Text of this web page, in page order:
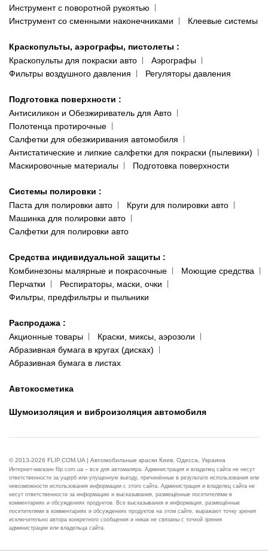
Инструмент с поворотной рукоятью
Инструмент со сменными наконечниками
Клеевые системы
Краскопульты, аэрографы, пистолеты :
Краскопульты для покраски авто
Аэрографы
Фильтры воздушного давления
Регуляторы давления
Подготовка поверхности :
Антисиликон и Обезжириватель для Авто
Полотенца протирочные
Салфетки для обезжиривания автомобиля
Антистатические и липкие салфетки для покраски (пылевики)
Маскировочные материалы
Подготовка поверхности
Системы полировки :
Паста для полировки авто
Круги для полировки авто
Машинка для полировки авто
Салфетки для полировки авто
Средства индивидуальной защиты :
Комбинезоны малярные и покрасочные
Моющие средства
Перчатки
Респираторы, маски, очки
Фильтры, предфильтры и пыльники
Распродажа :
Акционные товары
Краски, миксы, аэрозоли
Абразивная бумага в кругах (дисках)
Абразивная бумага в листах
Автокосметика
Шумоизоляция и виброизоляция автомобиля
© 2013-2026 FLIP.COM.UA | Автомобильные краски Киев, Одесса, Украина
Интернет-магазин flip.com.ua – все для автомаляра. Администрация и владелец сайта не несут
ответственности за ущерб или упущенную выгоду, причинённые в результате использования или
невозможности использования информации с этого сайта. Администрация и владелец сайта не
несут ответственности за информацию и высказывания, размещённые посетителями в
комментариях и обсуждениях продуктов. Все высказывания и информация, размещённые
посетителями в комментариях и обсуждениях продуктов на этом сайте, выражают точку зрения
исключительно автора конкретного сообщения и никак не связаны с точкой зрения
администрации или владельца сайта.